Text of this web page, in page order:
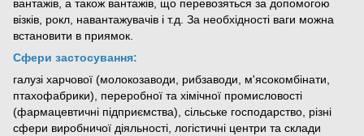
вантажів, а також вантажів, що перевозяться за допомогою
візків, рокл, навантажувачів і т.д. За необхідності ваги можна
встановити в приямок.
Сфери застосування:
галузі харчової (молокозаводи, рибзаводи, м'ясокомбінати,
птахофабрики), переробної та хімічної промисловості
(фармацевтичні підприємства), сільське господарство, різні
сфери виробничої діяльності, логістичні центри та склади